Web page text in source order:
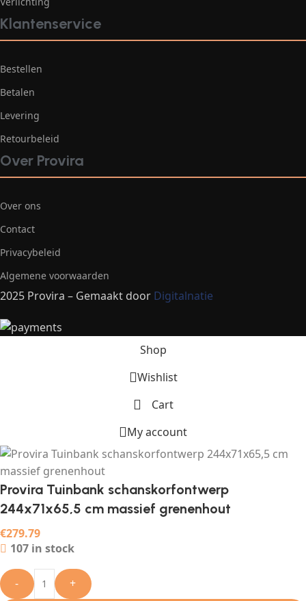
Klantenservice
Bestellen
Betalen
Levering
Retourbeleid
Over Provira
Over ons
Contact
Privacybeleid
Algemene voorwaarden
2025 Provira – Gemaakt door Digitalnatie
Shop
Wishlist
Cart
My account
Provira Tuinbank schanskorfontwerp
244x71x65,5 cm massief grenenhout
€279.79
107 in stock
- +